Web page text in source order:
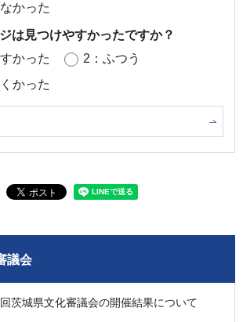
かった
は見つけやすかったですか？
かった
2：ふつう
かった
議会
茨城県文化審議会の開催結果について